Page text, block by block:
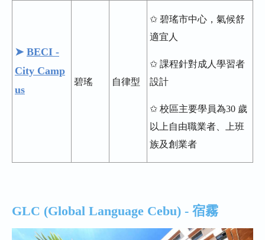
➤ BECI -
City Camp
us
碧瑤 自律型
✩ 碧瑤市中心，氣候舒
適宜人
✩ 課程針對成人學習者
設計
✩ 校區主要學員為30 歲
以上自由職業者、上班
族及創業者
GLC (Global Language Cebu) - 宿霧